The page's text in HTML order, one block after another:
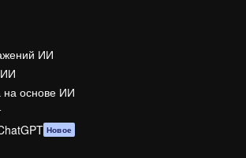
ИИ
на основе ИИ
Новое